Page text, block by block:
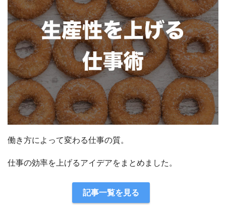
働き方によって変わる仕事の質。
仕事の効率を上げるアイデアをまとめました。
記事一覧を見る